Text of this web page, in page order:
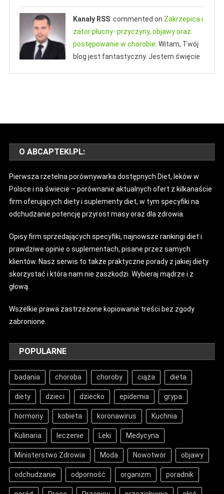
Krajam
13 czerwca 2020 Apteczny
Ponad 29 Tysięcy Zakażeń
Koronawirusem W Polsce. 440
13 czerwca 2020
22 marca 2018 Apteczny
20 marca 2018
Kosmetyki Idealne Dla Skóry
Noworodka – Czym Kierować Się
Podczas Ich Wyboru?
Kanały RSS commented on Zakrzepica i
zator płucny- przyczyny, objawy oraz
postępowanie w chorobie: Witam, Twój
blog jest fantastyczny. Jestem święcie
O ABCAPTEKI.PL:
Pierwsza rzetelna porównywarka dostępnych Diet, leków w
Polsce i na świecie – porównanie aktualnych ofert z kilkanaście
firm oferujących diety i suplementy diet, w tym specyfiki na
odchudzanie potencję przyrost masy oraz dla zdrowia.
Opisy firm sprzedających specyfiki, najnowsze rankingi diet i
prawdziwe opinie o suplementach, pisane przez samych
klientów. Nasz serwis to także praktyczne porady z jakiej diety
skorzystać i która nam nie zaszkodzi. Wybieraj mądrze i z
głową.
Wszelkie prawa zastrzeżone kopiowanie treści bez zgody
zabronione.
POPULARNE
badania choroba choroby ciąża dieta
diety dzieci dziecko epidemia grypa
hormony kobieta koronawirus Kuchnia
Kulinaria leczenie Leki Medycyna
Ministerstwo Zdrowia Moda Nowotwór objawy
odchudzanie odporność organizm poradnik